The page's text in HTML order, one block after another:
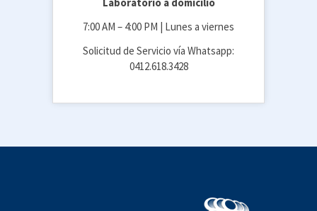
7:00 AM – 4:00 PM | Lunes a viernes
Solicitud de Servicio vía Whatsapp:
0412.618.3428